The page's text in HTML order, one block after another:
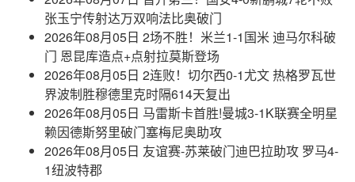
张玉宁传射达万双响法比奥破门
2026年08月05日 2场不胜！米兰1-1国米 迪马尔科破
门 恩昆库造点+点射拉莫斯登场
2026年08月05日 2连败！切尔西0-1尤文 热格罗瓦世
界波制胜穆德里克时隔614天复出
2026年08月05日 马雷斯卡首胜!曼城3-1K联赛全明星
赖因德斯努里破门塞梅尼奥助攻
2026年08月05日 友谊赛-苏莱破门迪巴拉助攻 罗马4-
1纽波特郡